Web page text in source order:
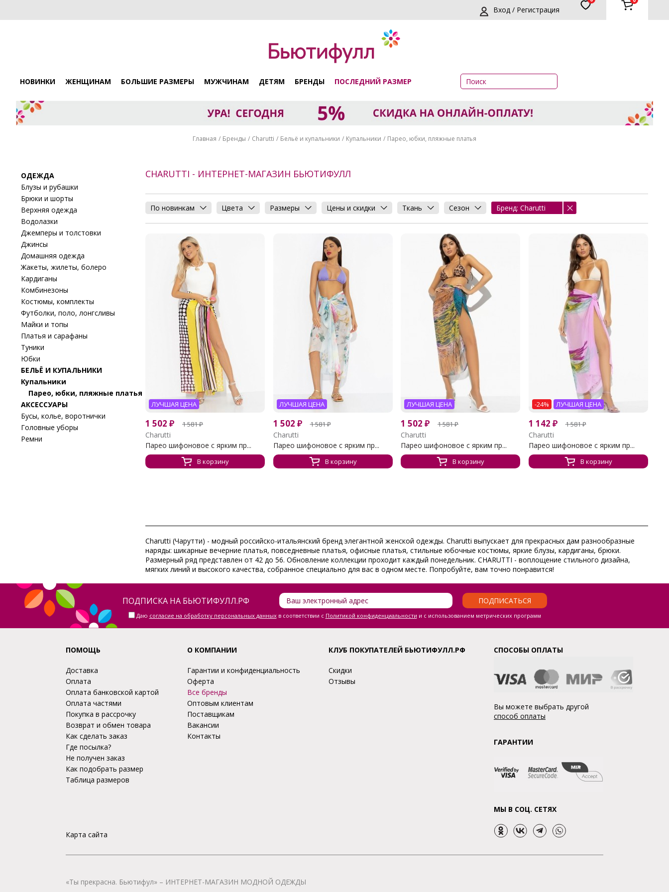
Вход / Регистрация
НОВИНКИ ЖЕНЩИНАМ БОЛЬШИЕ РАЗМЕРЫ МУЖЧИНАМ ДЕТЯМ БРЕНДЫ ПОСЛЕДНИЙ РАЗМЕР
Главная Бренды Charutti Бельё и купальники Купальники Парео, юбки, пляжные платья
ОДЕЖДА
Блузы и рубашки
Брюки и шорты
Верхняя одежда
Водолазки
Джемперы и толстовки
Джинсы
Домашняя одежда
Жакеты, жилеты, болеро
Кардиганы
Комбинезоны
Костюмы, комплекты
Футболки, поло, лонгсливы
Майки и топы
Платья и сарафаны
Туники
Юбки
БЕЛЬЁ И КУПАЛЬНИКИ
Купальники
Парео, юбки, пляжные платья
АКСЕССУАРЫ
Бусы, колье, воротнички
Головные уборы
Ремни
CHARUTTI - ИНТЕРНЕТ-МАГАЗИН БЬЮТИФУЛЛ
По новинкам Цвета Размеры Цены и скидки Ткань Сезон Бренд: Charutti
ЛУЧШАЯ ЦЕНА
1 502 ₽ 1 581₽
Charutti
Парео шифоновое с ярким пр...
В корзину
ЛУЧШАЯ ЦЕНА
1 502 ₽ 1 581₽
Charutti
Парео шифоновое с ярким пр...
В корзину
ЛУЧШАЯ ЦЕНА
1 502 ₽ 1 581₽
Charutti
Парео шифоновое с ярким пр...
В корзину
-24% ЛУЧШАЯ ЦЕНА
1 142 ₽ 1 581₽
Charutti
Парео шифоновое с ярким пр...
В корзину
Charutti (Чарутти) - модный российско-итальянский бренд элегантной женской одежды. Charutti выпускает для прекрасных дам разнообразные
наряды: шикарные вечерние платья, повседневные платья, офисные платья, стильные юбочные костюмы, яркие блузы, кардиганы, брюки.
Размерный ряд представлен от 42 до 56. Обновление коллекции проходит каждый понедельник. CHARUTTI - воплощение стильного дизайна,
мягких линий и высокого качества, собранное специально для вас в одном месте. Попробуйте, вам точно понравится!
ПОДПИСКА НА БЬЮТИФУЛЛ.РФ ПОДПИСАТЬСЯ
Даю согласие на обработку персональных данныхв соответствии с Политикой конфиденциальности и с использованием метрических программ
ПОМОЩЬ
Доставка
Оплата
Оплата банковской картой
Оплата частями
Покупка в рассрочку
Возврат и обмен товара
Как сделать заказ
Где посылка?
Не получен заказ
Как подобрать размер
Таблица размеров
Карта сайта
О КОМПАНИИ
Гарантии и конфиденциальность
Оферта
Все бренды
Оптовым клиентам
Поставщикам
Вакансии
Контакты
КЛУБ ПОКУПАТЕЛЕЙ БЬЮТИФУЛЛ.РФ
Скидки
Отзывы
СПОСОБЫ ОПЛАТЫ
Вы можете выбрать другой
способ оплаты
ГАРАНТИИ
МЫ В СОЦ. СЕТЯХ
«Ты прекрасна. Бьютифул» – ИНТЕРНЕТ-МАГАЗИН МОДНОЙ ОДЕЖДЫ